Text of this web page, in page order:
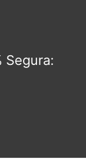
Segura: